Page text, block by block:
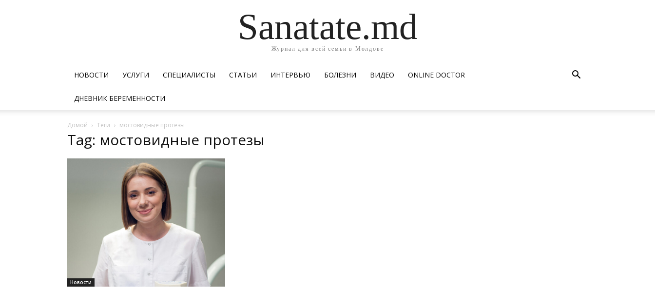
Sanatate.md
Журнал для всей семьи в Молдове
НОВОСТИ УСЛУГИ СПЕЦИАЛИСТЫ СТАТЬИ ИНТЕРВЬЮ БОЛЕЗНИ ВИДЕО ОNLINE DOCTOR
ДНЕВНИК БЕРЕМЕННОСТИ
Домой Теги мостовидные протезы
Tag: мостовидные протезы
Новости